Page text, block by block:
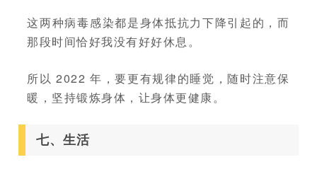
这两种病毒感染都是身体抵抗力下降引起的，而
那段时间恰好我没有好好休息。
所以 2022 年，要更有规律的睡觉，随时注意保
暖，坚持锻炼身体，让身体更健康。
七、生活